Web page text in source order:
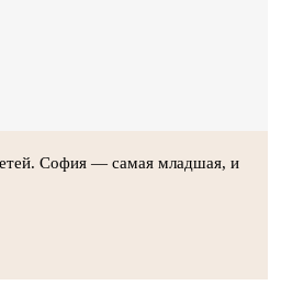
София — самая младшая, и